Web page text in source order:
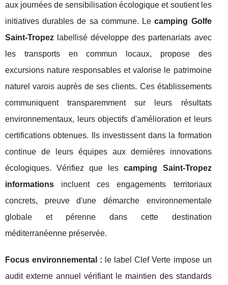
aux journées de sensibilisation écologique et soutient les
initiatives durables de sa commune. Lecamping Golfe
Saint-Tropez labellisé développe des partenariats avec
les transports en commun locaux, propose des
excursions nature responsables et valorise le patrimoine
naturel varois auprès de ses clients. Ces établissements
communiquent transparemment sur leurs résultats
environnementaux, leurs objectifs d'amélioration et leurs
certifications obtenues. Ils investissent dans la formation
continue de leurs équipes aux dernières innovations
écologiques. Vérifiez que lescamping Saint-Tropez
informations incluent ces engagements territoriaux
concrets, preuve d'une démarche environnementale
globale et pérenne dans cette destination
méditerranéenne préservée.
Focus environnemental : le label Clef Verte impose un
audit externe annuel vérifiant le maintien des standards